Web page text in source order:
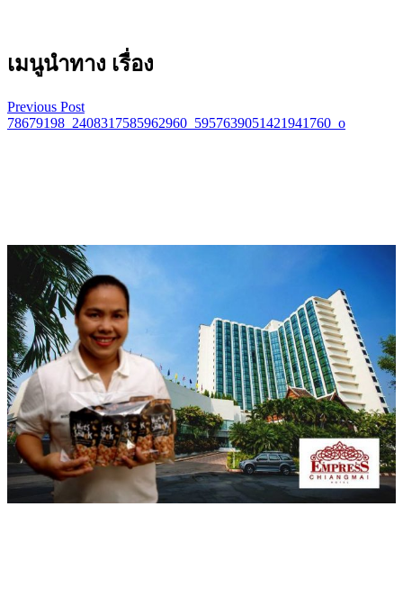
เมนูนำทาง เรื่อง
Previous Post
78679198_2408317585962960_5957639051421941760_o